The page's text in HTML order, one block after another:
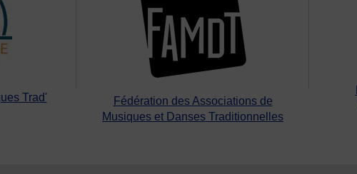
Trad'
Fédération des Associations de
Musiques et Danses Traditionnelles